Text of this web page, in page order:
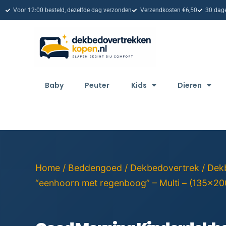
Voor 12:00 besteld, dezelfde dag verzonden Verzendkosten €6,50 30
Baby Peuter Kids Dieren
Home / Beddengoed / Dekbedovertrek /
“eenhoorn met regenboog” – Multi –